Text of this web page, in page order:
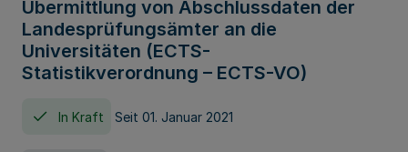
Übermittlung von Abschlussdaten der
Landesprüfungsämter an die
Universitäten (ECTS-
Statistikverordnung – ECTS-VO)
In Kraft Seit 01. Januar 2021